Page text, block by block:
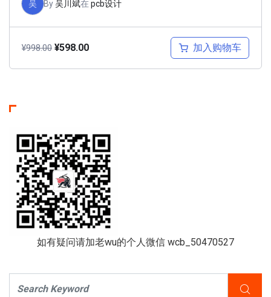
吴 By吴川斌在 pcb设计
¥998.00 ¥598.00 加入购物车
如有疑问请加老wu的个人微信 wcb_50470527